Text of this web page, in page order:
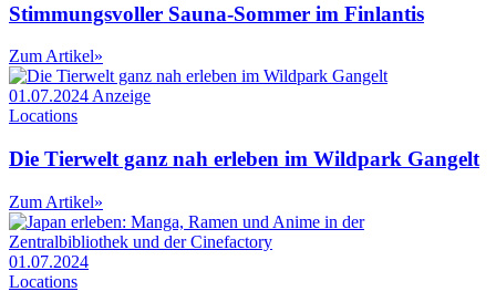
Stimmungsvoller Sauna-Sommer im Finlantis
Zum Artikel»
01.07.2024Anzeige
Locations
Die Tierwelt ganz nah erleben im Wildpark Gangelt
Zum Artikel»
01.07.2024
Locations